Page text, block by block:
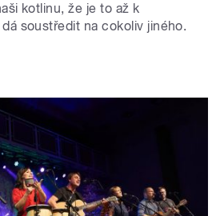
kotlinu, že je to až k
soustředit na cokoliv jiného.